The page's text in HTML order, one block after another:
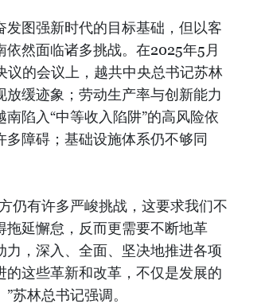
图强新时代的目标基础，但以客
然面临诸多挑战。在2025年5月
议的会议上，越共中央总书记苏林
缓迹象；劳动生产率与创新能力
陷入“中等收入陷阱”的高风险依
障碍；基础设施体系仍不够同
仍有许多严峻挑战，这要求我们不
延懈怠，反而更需要不断地革
，深入、全面、坚决地推进各项
这些革新和改革，不仅是发展的
苏林总书记强调。